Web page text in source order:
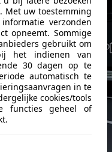
Met uw toestemming
verzonden
opneemt. Sommige
gebruikt om
het indienen van
30 dagen op te
automatisch te
in te
cookies/tools
functies geheel of